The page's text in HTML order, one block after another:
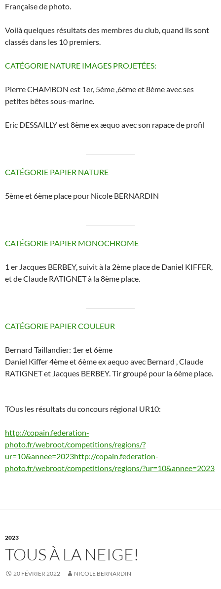
Française de photo.
Voilà quelques résultats des membres du club, quand ils sont
classés dans les 10 premiers.
CATÉGORIE NATURE IMAGES PROJETÉES:
Pierre CHAMBON est 1er, 5ème ,6ème et 8ème avec ses
petites bêtes sous-marine.
Eric DESSAILLY est 8ème ex æquo avec son rapace de profil
CATÉGORIE PAPIER NATURE
5ème et 6ème place pour Nicole BERNARDIN
CATÉGORIE PAPIER MONOCHROME
1 er Jacques BERBEY, suivit à la 2ème place de Daniel KIFFER,
et de Claude RATIGNET à la 8ème place.
CATÉGORIE PAPIER COULEUR
Bernard Taillandier: 1er et 6ème
Daniel Kiffer 4ème et 6ème ex aequo avec Bernard , Claude
RATIGNET et Jacques BERBEY. Tir groupé pour la 6ème place.
TOus les résultats du concours régional UR10:
http://copain.federation-
photo.fr/webroot/competitions/regions/?
ur=10&annee=2023http://copain.federation-
photo.fr/webroot/competitions/regions/?ur=10&annee=2023
2023
TOUS À LA NEIGE!
20 FÉVRIER 2022 NICOLE BERNARDIN